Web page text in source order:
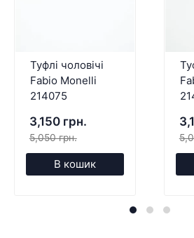
Туфлі чоловічі
Fabio Monelli
214075
3,150 грн.
5,050 грн.
В кошик